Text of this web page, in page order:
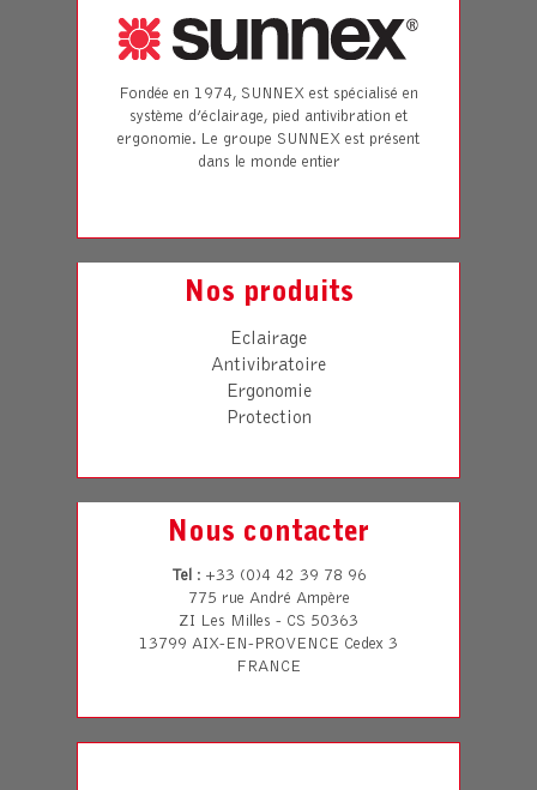
Fondée en 1974, SUNNEX est spécialisé en
système d’éclairage, pied antivibration et
ergonomie. Le groupe SUNNEX est présent
dans le monde entier
Nos produits
Eclairage
Antivibratoire
Ergonomie
Protection
Nous contacter
Tel: +33 (0)4 42 39 78 96
775 rue André Ampère
ZI Les Milles - CS 50363
13799 AIX-EN-PROVENCE Cedex 3
FRANCE